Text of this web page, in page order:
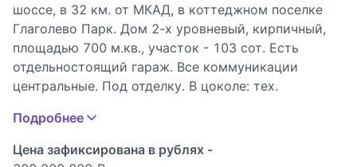
шоссе, в 32 км. от МКАД, в коттеджном поселке
Глаголево Парк. Дом 2-х уровневый, кирпичный,
площадью 700 м.кв., участок - 103 сот. Есть
отдельностоящий гараж. Все коммуникации
центральные. Под отделку. В цоколе: тех.
гардеробная, с/у, кухня-столовая-гостиная,
кабинет, гараж на 2 машины. На втором этаже:
мастер спальня с с/у и гардеробной, спальня с
Подробнее
Цена зафиксирована в рублях -